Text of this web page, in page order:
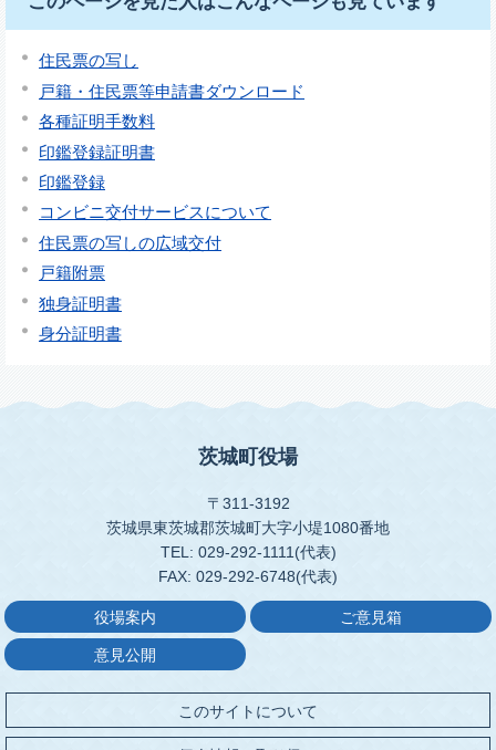
住民票の写し
戸籍・住民票等申請書ダウンロード
各種証明手数料
印鑑登録証明書
印鑑登録
コンビニ交付サービスについて
住民票の写しの広域交付
戸籍附票
独身証明書
身分証明書
茨城町役場
〒311-3192
茨城県東茨城郡茨城町大字小堤1080番地
TEL: 029-292-1111(代表)
FAX: 029-292-6748(代表)
役場案内 ご意見箱
意見公開
このサイトについて